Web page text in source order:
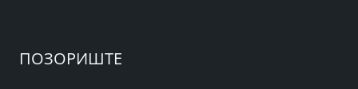
ПОЗОРИШТЕ